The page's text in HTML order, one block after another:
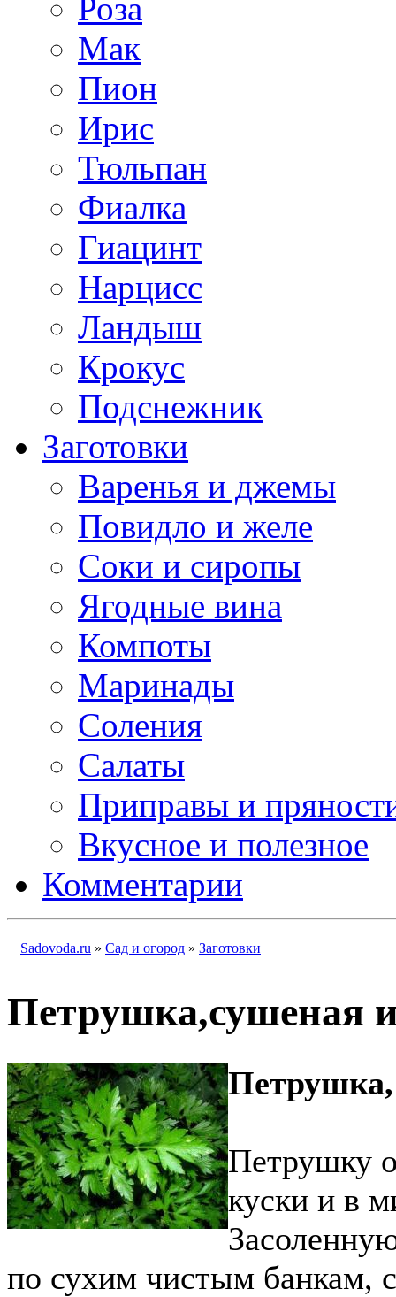
Роза
Мак
Пион
Ирис
Тюльпан
Фиалка
Гиацинт
Нарцисс
Ландыш
Крокус
Подснежник
Заготовки
Варенья и джемы
Повидло и желе
Соки и сиропы
Ягодные вина
Компоты
Маринады
Соления
Салаты
Приправы и
Вкусное и полезное
Комментарии
Sadovoda.ru » Сад и огород » Заготовки
Петрушка,сушеная
Петрушку
куски и в
по сухим чистым банкам,